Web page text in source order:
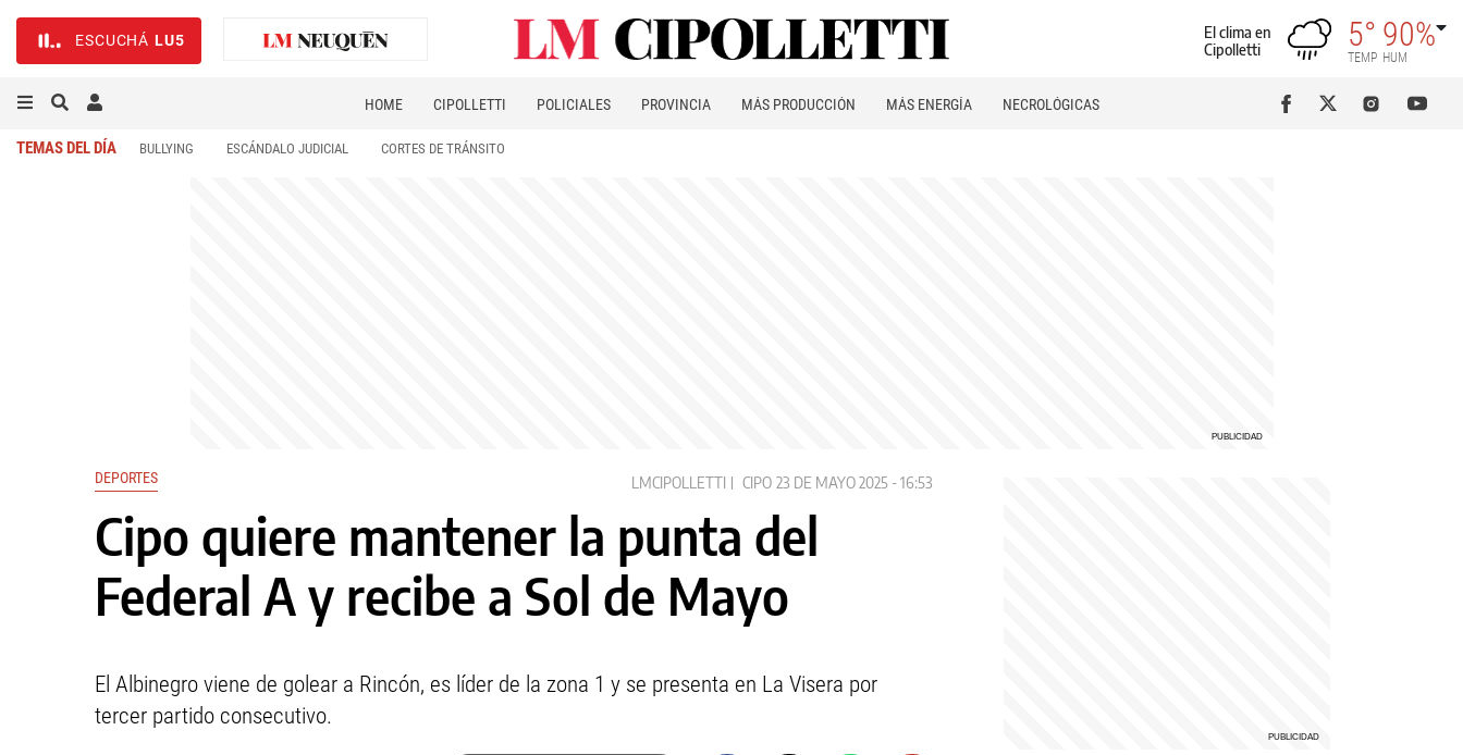
ESCUCHÁ LU5
El clima en
Cipolletti
5°
TEMP
90%
HUM
HOME CIPOLLETTI POLICIALES PROVINCIA MÁS PRODUCCIÓN MÁS ENERGÍA NECROLÓGICAS
TEMAS DEL DÍA BULLYING ESCÁNDALO JUDICIAL CORTES DE TRÁNSITO
DEPORTES LMCIPOLLETTI CIPO 23 DE MAYO 2025 - 16:53
Cipo quiere mantener la punta del
Federal A y recibe a Sol de Mayo
El Albinegro viene de golear a Rincón, es líder de la zona 1 y se presenta en La Visera por
tercer partido consecutivo.